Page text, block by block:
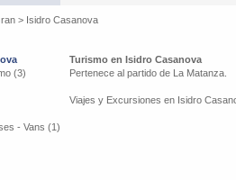
> Isidro Casanova
(3)
- Vans (1)
Turismo en Isidro Casanova
Pertenece al partido de La Matanza.
Viajes y Excursiones en Isidro